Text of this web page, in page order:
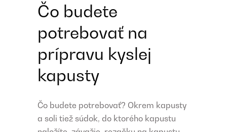
Čo budete
potrebovať na
prípravu kyslej
kapusty
Čo budete potrebovať? Okrem kapusty
a soli tiež súdok, do ktorého kapustu